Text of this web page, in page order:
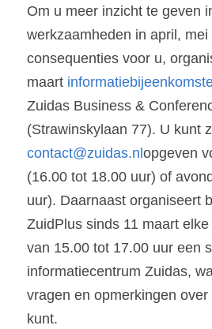
Om u meer inzicht te geven
werkzaamheden in april,
consequenties voor u,
maart
Zuidas Business &
contact@zuidas.nl opgeven
(16.00 tot 18.00 uur) of
uur). Daarnaast organiseert
ZuidPlus sinds 11 maart
van 15.00 tot 17.00 uur een
informatiecentrum Zuidas,
vragen en opmerkingen
kunt.